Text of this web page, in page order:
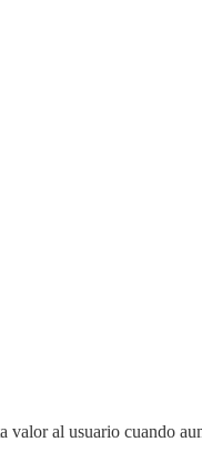
valor al usuario cuando